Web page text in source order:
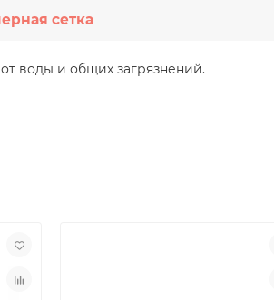
сетка
воды и общих загрязнений.